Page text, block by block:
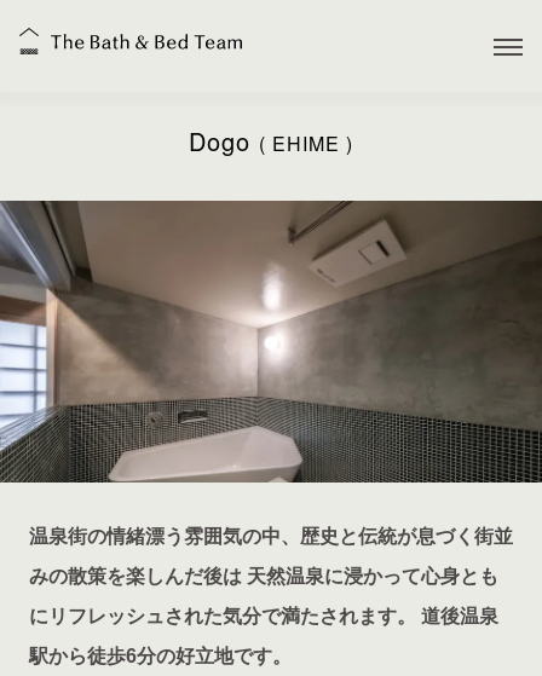
Dogo ( EHIME )
温泉街の情緒漂う雰囲気の中、歴史と伝統が息づく街並
みの散策を楽しんだ後は 天然温泉に浸かって心身とも
にリフレッシュされた気分で満たされます。 道後温泉
駅から徒歩6分の好立地です。